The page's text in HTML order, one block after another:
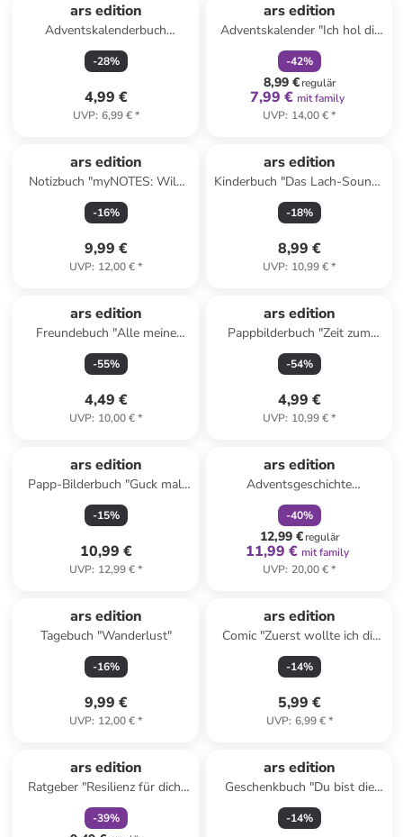
ars edition
Adventskalenderbuch
"Mikroabenteuer für die
Adventszeit"
-28%
4,99 €
UVP: 6,99 €*
ars edition
Adventskalender "Ich hol dir
die Zimtsterne vom Himmel"
-42%
8,99 €regulär
7,99 € mit family
UVP: 14,00 €*
ars edition
Notizbuch "myNOTES: Wild
und wunderbar"
-16%
9,99 €
UVP: 12,00 €*
ars edition
Kinderbuch "Das Lach-Sound-
Buch - Pupslustige Witze"
-18%
8,99 €
UVP: 10,99 €*
ars edition
Freundebuch "Alle meine
Freundinnen und Freunde"
-55%
4,49 €
UVP: 10,00 €*
ars edition
Pappbilderbuch "Zeit zum
Kuscheln, kleiner Hase!"
-54%
4,99 €
UVP: 10,99 €*
ars edition
Papp-Bilderbuch "Guck mal,
was ich kann!"
-15%
10,99 €
UVP: 12,99 €*
ars edition
Adventsgeschichte
"Maximilian und das große
Weihnachtswunder"
-40%
12,99 €regulär
11,99 € mit family
UVP: 20,00 €*
ars edition
Tagebuch "Wanderlust"
-16%
9,99 €
UVP: 12,00 €*
ars edition
Comic "Zuerst wollte ich dir
Blumen schenken ..."
-14%
5,99 €
UVP: 6,99 €*
ars edition
Ratgeber "Resilienz für dich:
Krisen sind Chancen!"
-39%
ars edition
Geschenkbuch "Du bist die
beste Oma, weil..."
-14%